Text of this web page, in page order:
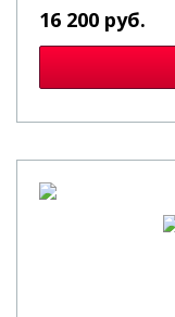
16 200 руб.